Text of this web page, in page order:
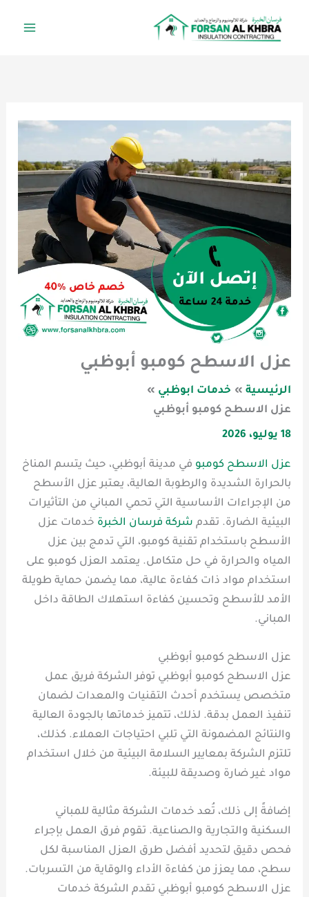
عزل الاسطح كومبو أبوظبي
الرئيسية
خدمات ابوظبي
عزل الاسطح كومبو أبوظبي
18 يوليو، 2026
عزل الاسطح كومبو في مدينة أبوظبي، حيث يتسم المناخ
بالحرارة الشديدة والرطوبة العالية، يعتبر عزل الأسطح
من الإجراءات الأساسية التي تحمي المباني من التأثيرات
البيئية الضارة. تقدم شركة فرسان الخبرة خدمات عزل
الأسطح باستخدام تقنية كومبو، التي تدمج بين عزل
المياه والحرارة في حل متكامل. يعتمد العزل كومبو على
استخدام مواد ذات كفاءة عالية، مما يضمن حماية طويلة
الأمد للأسطح وتحسين كفاءة استهلاك الطاقة داخل
المباني.
عزل الاسطح كومبو أبوظبي
عزل الاسطح كومبو أبوظبي توفر الشركة فريق عمل
متخصص يستخدم أحدث التقنيات والمعدات لضمان
تنفيذ العمل بدقة. لذلك، تتميز خدماتها بالجودة العالية
والنتائج المضمونة التي تلبي احتياجات العملاء. كذلك،
تلتزم الشركة بمعايير السلامة البيئية من خلال استخدام
مواد غير ضارة وصديقة للبيئة.
إضافةً إلى ذلك، تُعد خدمات الشركة مثالية للمباني
السكنية والتجارية والصناعية. تقوم فرق العمل بإجراء
فحص دقيق لتحديد أفضل طرق العزل المناسبة لكل
سطح، مما يعزز من كفاءة الأداء والوقاية من التسربات.
عزل الاسطح كومبو أبوظبي تقدم الشركة خدمات